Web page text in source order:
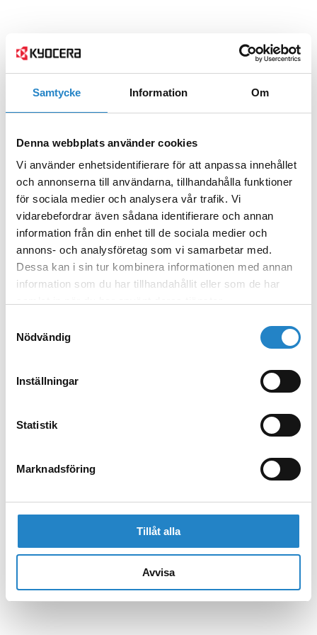
Samtycke Information Om
Denna webbplats använder cookies
Vi använder enhetsidentifierare för att anpassa innehållet
och annonserna till användarna, tillhandahålla funktioner
för sociala medier och analysera vår trafik. Vi
vidarebefordrar även sådana identifierare och annan
information från din enhet till de sociala medier och
annons- och analysföretag som vi samarbetar med.
Dessa kan i sin tur kombinera informationen med annan
information som du har tillhandahållit eller som de har
Nödvändig
Inställningar
Statistik
Marknadsföring
Tillåt alla
Avvisa